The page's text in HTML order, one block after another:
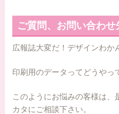
ご質問、お問い合わせ
広報誌大変だ！デザインわ
印刷用のデータってどうやっ
このようにお悩みの客様は、
カタにご相談下さい。